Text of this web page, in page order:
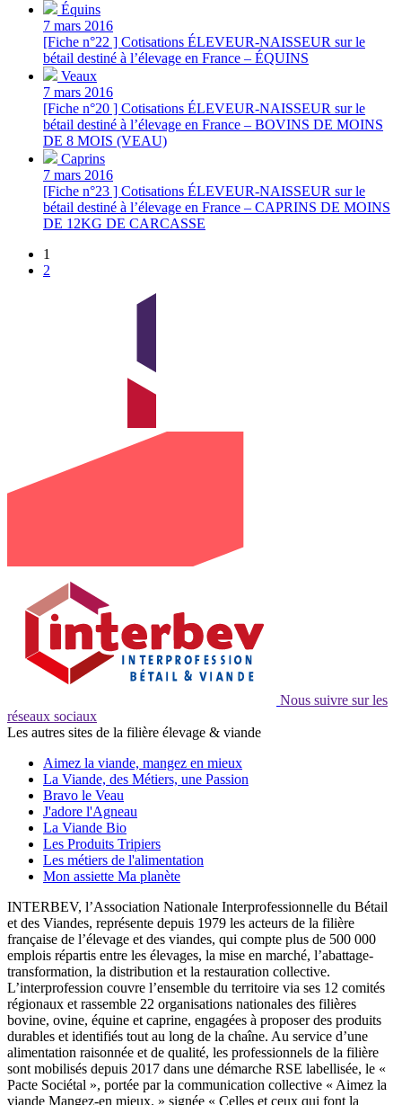
Équins
7 mars 2016
[Fiche n°22 ] Cotisations ÉLEVEUR-NAISSEUR sur le
bétail destiné à l’élevage en France – ÉQUINS
Veaux
7 mars 2016
[Fiche n°20 ] Cotisations ÉLEVEUR-NAISSEUR sur le
bétail destiné à l’élevage en France – BOVINS DE MOINS
DE 8 MOIS (VEAU)
Caprins
7 mars 2016
[Fiche n°23 ] Cotisations ÉLEVEUR-NAISSEUR sur le
bétail destiné à l’élevage en France – CAPRINS DE MOINS
DE 12KG DE CARCASSE
1
2
Nous suivre sur les
réseaux sociaux
Les autres sites de la filière élevage & viande
Aimez la viande, mangez en mieux
La Viande, des Métiers, une Passion
Bravo le Veau
J'adore l'Agneau
La Viande Bio
Les Produits Tripiers
Les métiers de l'alimentation
Mon assiette Ma planète
INTERBEV, l’Association Nationale Interprofessionnelle du Bétail
et des Viandes, représente depuis 1979 les acteurs de la filière
française de l’élevage et des viandes, qui compte plus de 500 000
emplois répartis entre les élevages, la mise en marché, l’abattage-
transformation, la distribution et la restauration collective.
L’interprofession couvre l’ensemble du territoire via ses 12 comités
régionaux et rassemble 22 organisations nationales des filières
bovine, ovine, équine et caprine, engagées à proposer des produits
durables et identifiés tout au long de la chaîne. Au service d’une
alimentation raisonnée et de qualité, les professionnels de la filière
sont mobilisés depuis 2017 dans une démarche RSE labellisée, le «
Pacte Sociétal », portée par la communication collective « Aimez la
viande Mangez-en mieux. » signée « Celles et ceux qui font la